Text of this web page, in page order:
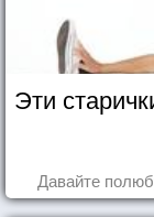
Эти
Давайте